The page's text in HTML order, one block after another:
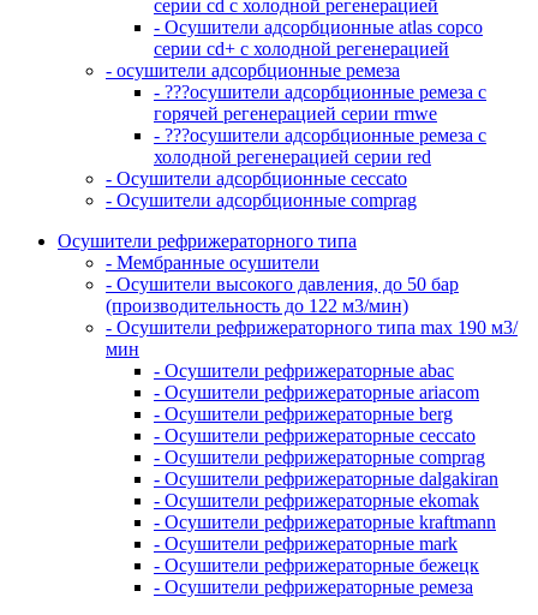
серии cd с холодной регенерацией
- Осушители адсорбционные atlas copco
серии cd+ с холодной регенерацией
- осушители адсорбционные ремеза
- ???осушители адсорбционные ремеза с
горячей регенерацией серии rmwe
- ???осушители адсорбционные ремеза с
холодной регенерацией серии red
- Осушители адсорбционные ceccato
- Осушители адсорбционные comprag
Осушители рефрижераторного типа
- Мембранные осушители
- Осушители высокого давления, до 50 бар
(производительность до 122 м3/мин)
- Осушители рефрижераторного типа max 190 м3/
мин
- Осушители рефрижераторные abac
- Осушители рефрижераторные ariacom
- Осушители рефрижераторные berg
- Осушители рефрижераторные ceccato
- Осушители рефрижераторные comprag
- Осушители рефрижераторные dalgakiran
- Осушители рефрижераторные ekomak
- Осушители рефрижераторные kraftmann
- Осушители рефрижераторные mark
- Осушители рефрижераторные бежецк
- Осушители рефрижераторные ремеза